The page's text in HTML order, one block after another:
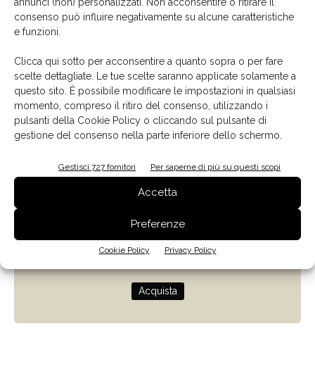
consenso può influire negativamente su alcune caratteristiche
e funzioni.
Clicca qui sotto per acconsentire a quanto sopra o per fare
scelte dettagliate. Le tue scelte saranno applicate solamente a
questo sito. È possibile modificare le impostazioni in qualsiasi
momento, compreso il ritiro del consenso, utilizzando i
pulsanti della Cookie Policy o cliccando sul pulsante di
gestione del consenso nella parte inferiore dello schermo.
Gestisci 727 fornitori Per saperne di più su questi scopi
Accetta
Preferenze
Cookie Policy Privacy Policy
Progettare con la luce naturale
di Giulio Camiz
Acquista